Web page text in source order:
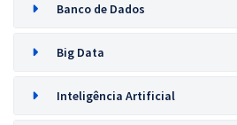
Banco de Dados
Big Data
Inteligência Artificial